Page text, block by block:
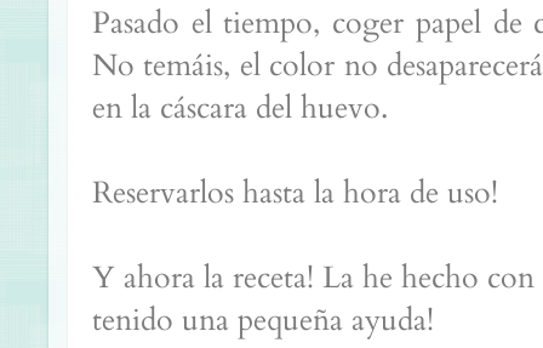
Pasado el tiempo, coger papel
No temáis, el color no
en la cáscara del huevo.
Reservarlos hasta la hora de uso!
Y ahora la receta! La he hecho
tenido una pequeña ayuda!